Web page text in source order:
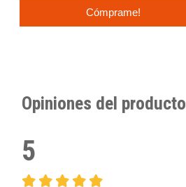
Cómprame!
Opiniones del producto
5